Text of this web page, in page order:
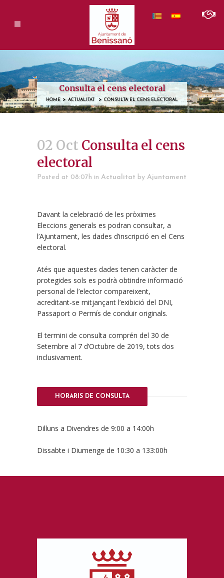
Consulta el cens electoral
HOME > ACTUALITAT >CONSULTA EL CENS ELECTORAL
02 Oct Consulta el cens
electoral
Posted at 08:07h in Actualitat by Ajuntament
Davant la celebració de les pròximes
Eleccions generals es podran consultar, a
l’Ajuntament, les dades d’inscripció en el Cens
electoral.
Atés que aquestes dades tenen caràcter de
protegides sols es podrà obtindre informació
personal de l’elector compareixent,
acreditant-se mitjançant l’exibició del DNI,
Passaport o Permís de conduir originals.
El termini de consulta comprén del 30 de
Setembre al 7 d’Octubre de 2019, tots dos
inclusivament.
HORARIS DE CONSULTA
Dilluns a Divendres de 9:00 a 14:00h
Dissabte i Diumenge de 10:30 a 133:00h